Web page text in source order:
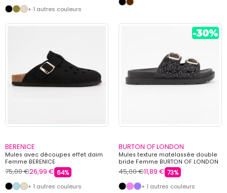
+ 1 autres couleurs
BERENICE
Mules avec découpes effet daim
Femme BERENICE
75,00 €26,99 € 64%
+ 1 autres couleurs
BURTON OF LONDON
Mules texture matelassée double
bride Femme BURTON OF LONDON
45,00 €11,89 € 73%
+ 1 autres couleurs